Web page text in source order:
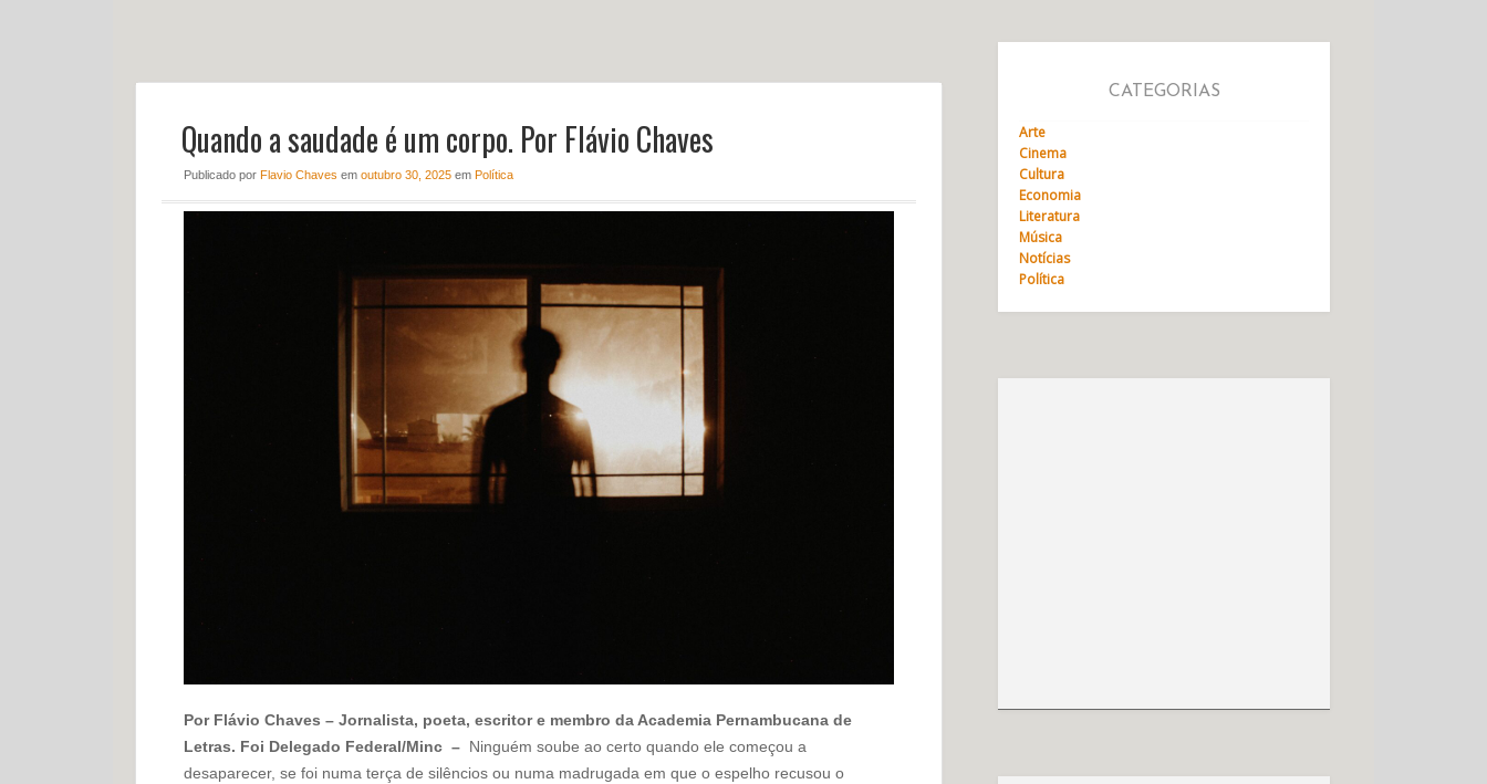
Quando a saudade é um corpo. Por Flávio Chaves
Publicado por Flavio Chaves em outubro 30, 2025em Política
Por Flávio Chaves – Jornalista, poeta, escritor e membro da Academia Pernambucana de
Letras. Foi Delegado Federal/Minc – Ninguém soube ao certo quando ele começou a
desaparecer, se foi numa terça de silêncios ou numa madrugada em que o espelho recusou o
CATEGORIAS
Arte
Cinema
Cultura
Economia
Literatura
Música
Notícias
Política